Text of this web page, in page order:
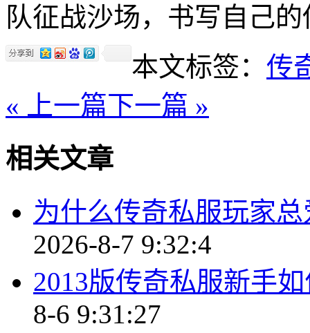
队征战沙场，书写自己
本文标签： 传
« 上一篇下一篇 »
相关文章
为什么传奇私服玩家
2026-8-7 9:32:4
2013版传奇私服新手
8-6 9:31:27